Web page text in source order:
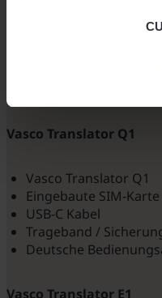
Vasco Translator Q1
Vasco Translator Q1
Eingebaute SIM-
USB-C Kabel
Trageband /
Deutsche
Vasco Translator E1